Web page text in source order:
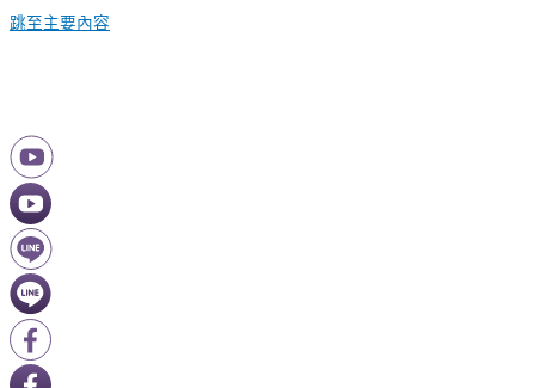
跳至主要內容